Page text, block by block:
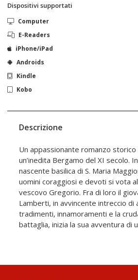
Dispositivi supportati
Computer
E-Readers
iPhone/iPad
Androids
Kindle
Kobo
Descrizione
Un appassionante romanzo storico
un’inedita Bergamo del XI secolo.
nascente basilica di S. Maria
uomini coraggiosi e devoti si vota
vescovo Gregorio. Fra di loro il
Lamberti, in avvincente intreccio di
tradimenti, innamoramenti e la
battaglia, inizia la sua avventura di